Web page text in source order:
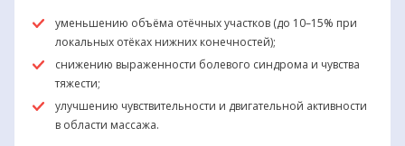
уменьшению объёма отёчных участков (до 10–15% при
локальных отёках нижних конечностей);
снижению выраженности болевого синдрома и чувства
тяжести;
улучшению чувствительности и двигательной активности
в области массажа.